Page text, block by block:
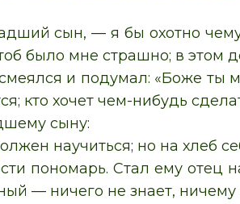
сын, — я бы охотно
было мне страшно; в
и подумал: «Боже ты
кто хочет чем-нибудь
сыну:
научиться; но на хлеб
пономарь. Стал ему отец
— ничего не знает, ничему